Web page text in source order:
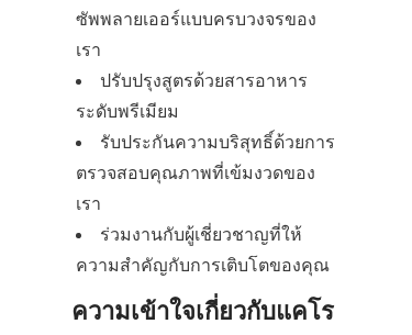
ซัพพลายเออร์แบบครบวงจรของ
เรา
ปรับปรุงสูตรด้วยสารอาหาร
ระดับพรีเมียม
รับประกันความบริสุทธิ์ด้วยการ
ตรวจสอบคุณภาพที่เข้มงวดของ
เรา
ร่วมงานกับผู้เชี่ยวชาญที่ให้
ความสำคัญกับการเติบโตของคุณ
ความเข้าใจเกี่ยวกับแคโร